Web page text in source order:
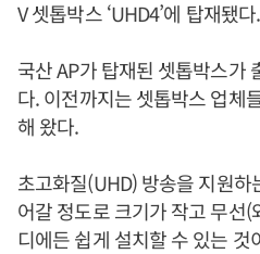
V 셋톱박스 ‘UHD4’에 탑재됐다.
국산 AP가 탑재된 셋톱박스가
다. 이전까지는 셋톱박스 업체
해 왔다.
초고화질(UHD) 방송을 지원
어갈 정도로 크기가 작고 무선
디에든 쉽게 설치할 수 있는 것